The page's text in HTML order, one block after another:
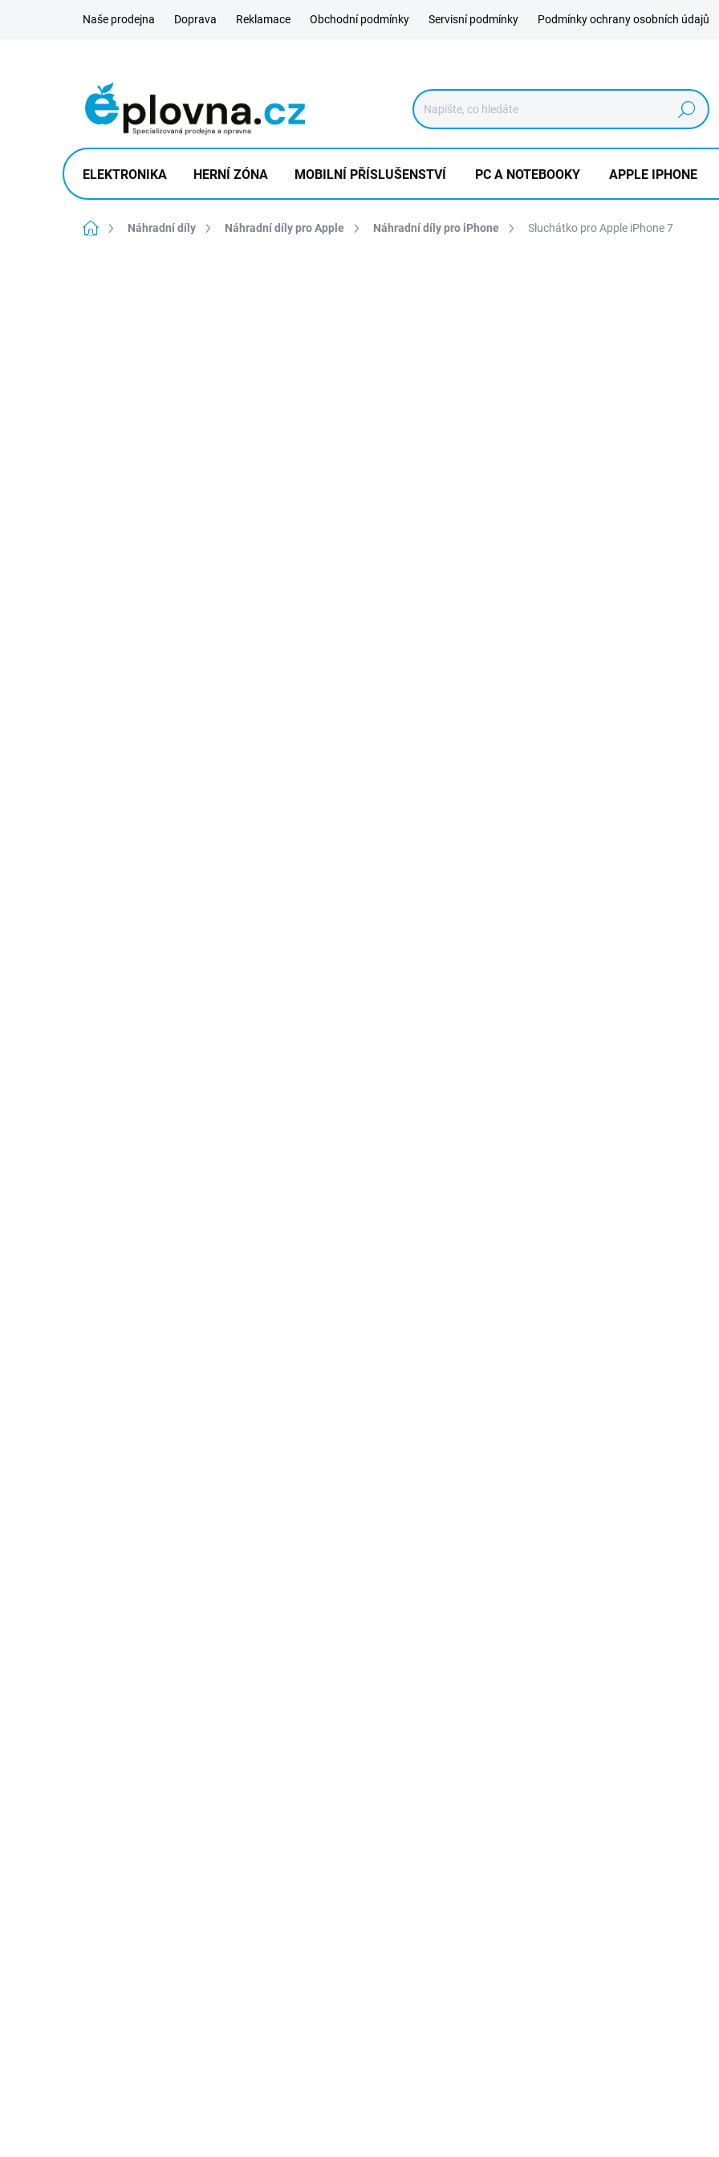
Naše prodejna Doprava Reklamace Obchodní podmínky Servisní podmínky Podmínky ochrany osobních údajů
Hledat
ELEKTRONIKA HERNÍ ZÓNA MOBILNÍ PŘÍSLUŠENSTVÍ PC A NOTEBOOKY APPLE IPHONE
Domů Náhradní díly Náhradní díly pro Apple Náhradní díly pro iPhone Sluchátko pro Apple iPhone 7